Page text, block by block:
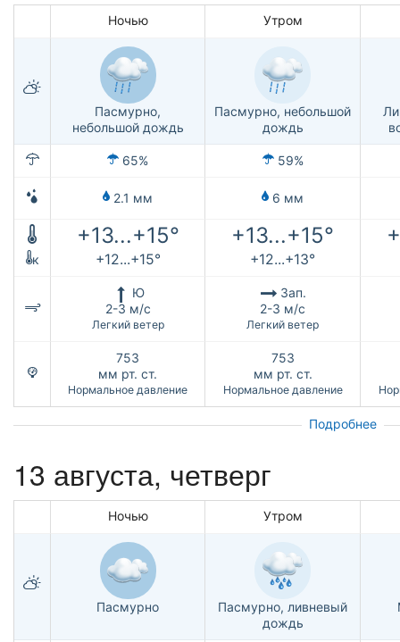
Ночью Утром
Пасмурно,
небольшой дождь
Пасмурно, небольшой
дождь
65% 59%
2.1 мм 6 мм
+13...+15° +13...+15°
к +12...+15° +12...+13°
Ю
2-3 м/с
Легкий ветер
Зап.
2-3 м/с
Легкий ветер
753
мм рт. ст.
Нормальное давление
753
мм рт. ст.
Нормальное давление
Подробнее
13 августа, четверг
Ночью Утром
Пасмурно
Пасмурно, ливневый
дождь